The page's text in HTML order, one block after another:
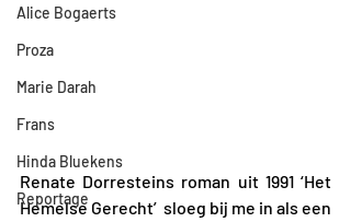
Alice Bogaerts
Proza
Marie Darah
Frans
Hinda Bluekens
Reportage
Renate Dorresteins roman uit 1991 ‘Het
Hemelse Gerecht’  sloeg bij me in als een